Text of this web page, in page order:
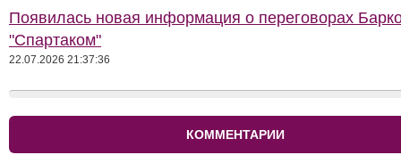
Появилась новая информация о переговорах
"Спартаком"
22.07.2026 21:37:36
КОММЕНТАРИИ